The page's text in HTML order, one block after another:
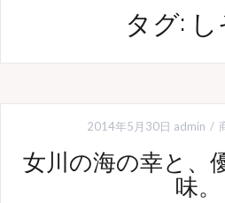
タグ:
2014年5月30日 admin
女川の海の幸と、
味。